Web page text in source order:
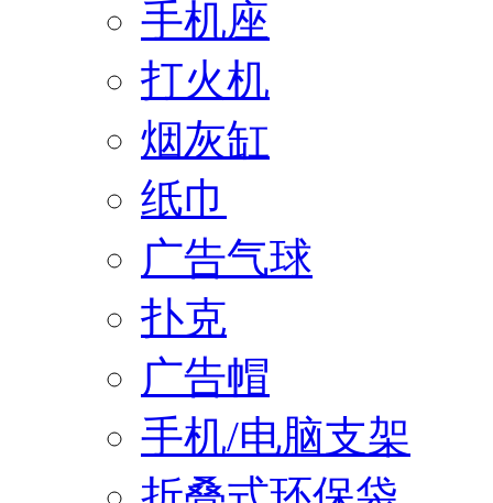
手机座
打火机
烟灰缸
纸巾
广告气球
扑克
广告帽
手机/电脑支架